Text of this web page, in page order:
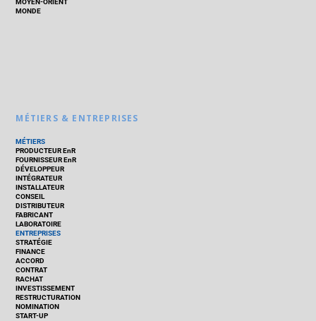
MOYEN-ORIENT
MONDE
MÉTIERS & ENTREPRISES
MÉTIERS
PRODUCTEUR EnR
FOURNISSEUR EnR
DÉVELOPPEUR
INTÉGRATEUR
INSTALLATEUR
CONSEIL
DISTRIBUTEUR
FABRICANT
LABORATOIRE
ENTREPRISES
STRATÉGIE
FINANCE
ACCORD
CONTRAT
RACHAT
INVESTISSEMENT
RESTRUCTURATION
NOMINATION
START-UP